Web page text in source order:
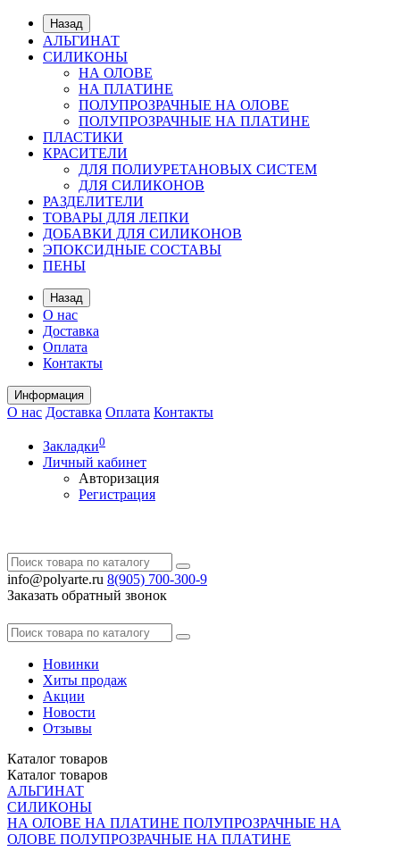
Назад
АЛЬГИНАТ
СИЛИКОНЫ
НА ОЛОВЕ
НА ПЛАТИНЕ
ПОЛУПРОЗРАЧНЫЕ НА ОЛОВЕ
ПОЛУПРОЗРАЧНЫЕ НА ПЛАТИНЕ
ПЛАСТИКИ
КРАСИТЕЛИ
ДЛЯ ПОЛИУРЕТАНОВЫХ СИСТЕМ
ДЛЯ СИЛИКОНОВ
РАЗДЕЛИТЕЛИ
ТОВАРЫ ДЛЯ ЛЕПКИ
ДОБАВКИ ДЛЯ СИЛИКОНОВ
ЭПОКСИДНЫЕ СОСТАВЫ
ПЕНЫ
Назад
О нас
Доставка
Оплата
Контакты
Информация
О нас Доставка Оплата Контакты
Закладки0
Личный кабинет
Авторизация
Регистрация
info@polyarte.ru 8(905) 700-300-9
Заказать обратный звонок
Новинки
Хиты продаж
Акции
Новости
Отзывы
Каталог товаров
Каталог товаров
АЛЬГИНАТ
СИЛИКОНЫ
НА ОЛОВЕ НА ПЛАТИНЕ ПОЛУПРОЗРАЧНЫЕ НА
ОЛОВЕ ПОЛУПРОЗРАЧНЫЕ НА ПЛАТИНЕ